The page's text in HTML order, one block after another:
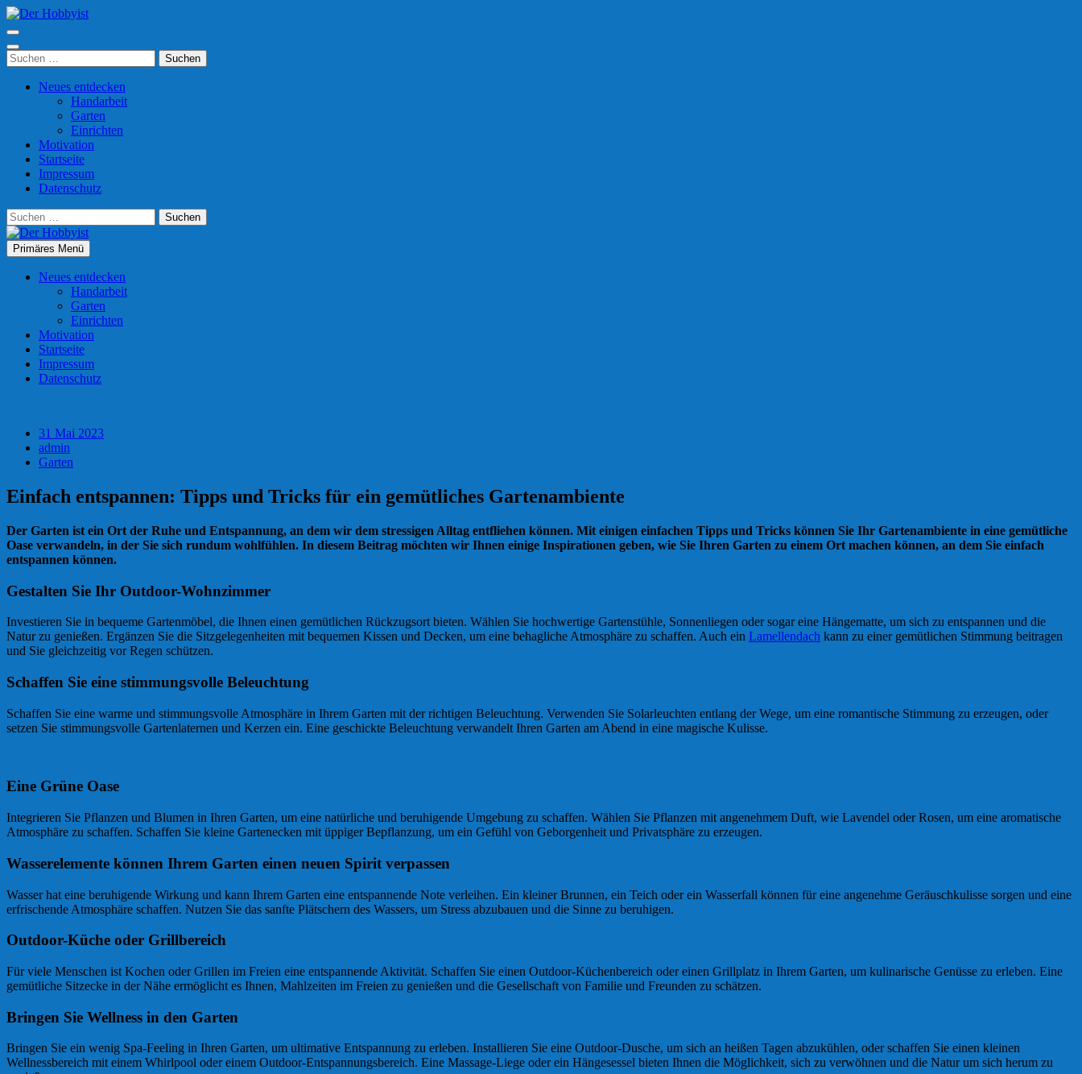
Zum
Inhalt
springen
(Enter
drücken)
Suchen
nach:
Neues entdecken
Handarbeit
Garten
Einrichten
Motivation
Startseite
Impressum
Datenschutz
Suchen
nach:
Der Hobbyist
Was man mit Freizeit so anfangen kann
Primäres Menü
Neues entdecken
Handarbeit
Garten
Einrichten
Motivation
Startseite
Impressum
Datenschutz
31 Mai 2023
admin
Garten
Einfach entspannen: Tipps und Tricks für ein gemütliches Gartenambiente
Der Garten ist ein Ort der Ruhe und Entspannung, an dem wir dem stressigen Alltag entfliehen können. Mit einigen einfachen Tipps und Tricks können Sie Ihr Gartenambiente in eine gemütliche
Oase verwandeln, in der Sie sich rundum wohlfühlen. In diesem Beitrag möchten wir Ihnen einige Inspirationen geben, wie Sie Ihren Garten zu einem Ort machen können, an dem Sie einfach
entspannen können.
Gestalten Sie Ihr Outdoor-Wohnzimmer
Investieren Sie in bequeme Gartenmöbel, die Ihnen einen gemütlichen Rückzugsort bieten. Wählen Sie hochwertige Gartenstühle, Sonnenliegen oder sogar eine Hängematte, um sich zu entspannen und die
Natur zu genießen. Ergänzen Sie die Sitzgelegenheiten mit bequemen Kissen und Decken, um eine behagliche Atmosphäre zu schaffen. Auch ein Lamellendach kann zu einer gemütlichen Stimmung beitragen
und Sie gleichzeitig vor Regen schützen.
Schaffen Sie eine stimmungsvolle Beleuchtung
Schaffen Sie eine warme und stimmungsvolle Atmosphäre in Ihrem Garten mit der richtigen Beleuchtung. Verwenden Sie Solarleuchten entlang der Wege, um eine romantische Stimmung zu erzeugen, oder
setzen Sie stimmungsvolle Gartenlaternen und Kerzen ein. Eine geschickte Beleuchtung verwandelt Ihren Garten am Abend in eine magische Kulisse.
Eine Grüne Oase
Integrieren Sie Pflanzen und Blumen in Ihren Garten, um eine natürliche und beruhigende Umgebung zu schaffen. Wählen Sie Pflanzen mit angenehmem Duft, wie Lavendel oder Rosen, um eine aromatische
Atmosphäre zu schaffen. Schaffen Sie kleine Gartenecken mit üppiger Bepflanzung, um ein Gefühl von Geborgenheit und Privatsphäre zu erzeugen.
Wasserelemente können Ihrem Garten einen neuen Spirit verpassen
Wasser hat eine beruhigende Wirkung und kann Ihrem Garten eine entspannende Note verleihen. Ein kleiner Brunnen, ein Teich oder ein Wasserfall können für eine angenehme Geräuschkulisse sorgen und eine
erfrischende Atmosphäre schaffen. Nutzen Sie das sanfte Plätschern des Wassers, um Stress abzubauen und die Sinne zu beruhigen.
Outdoor-Küche oder Grillbereich
Für viele Menschen ist Kochen oder Grillen im Freien eine entspannende Aktivität. Schaffen Sie einen Outdoor-Küchenbereich oder einen Grillplatz in Ihrem Garten, um kulinarische Genüsse zu erleben. Eine
gemütliche Sitzecke in der Nähe ermöglicht es Ihnen, Mahlzeiten im Freien zu genießen und die Gesellschaft von Familie und Freunden zu schätzen.
Bringen Sie Wellness in den Garten
Bringen Sie ein wenig Spa-Feeling in Ihren Garten, um ultimative Entspannung zu erleben. Installieren Sie eine Outdoor-Dusche, um sich an heißen Tagen abzukühlen, oder schaffen Sie einen kleinen
Wellnessbereich mit einem Whirlpool oder einem Outdoor-Entspannungsbereich. Eine Massage-Liege oder ein Hängesessel bieten Ihnen die Möglichkeit, sich zu verwöhnen und die Natur um sich herum zu